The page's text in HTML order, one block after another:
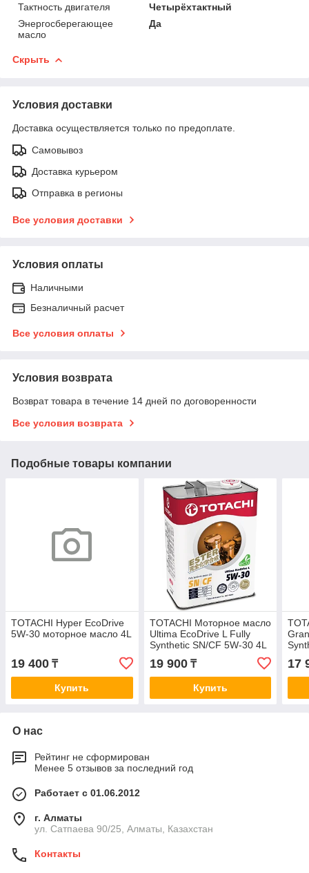
Тактность двигателя
Четырёхтактный
Энергосберегающее
масло
Да
Скрыть
Условия доставки
Доставка осуществляется только по предоплате.
Самовывоз
Доставка курьером
Отправка в регионы
Все условия доставки
Условия оплаты
Наличными
Безналичный расчет
Все условия оплаты
Условия возврата
Возврат товара в течение 14 дней по договоренности
Все условия возврата
Подобные товары компании
TOTACHI Hyper EcoDrive
5W-30 моторное масло 4L
19 400 ₸
Купить
TOTACHI Моторное масло
Ultima EcoDrive L Fully
Synthetic SN/CF 5W-30 4L
19 900₸
Купить
17
О нас
Рейтинг не сформирован
Менее 5 отзывов за последний год
Работает с 01.06.2012
г. Алматы
ул. Сатпаева 90/25, Алматы, Казахстан
Контакты